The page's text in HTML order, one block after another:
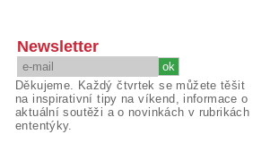
Newsletter
Děkujeme. Každý čtvrtek se můžete těšit
na inspirativní tipy na víkend, informace o
aktuální soutěži a o novinkách v rubrikách
ententýky.